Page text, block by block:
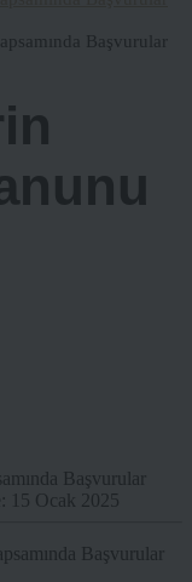
Başvurular
15 Ocak 2025